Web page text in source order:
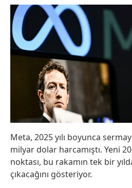
Meta, 2025 yılı boyunca
milyar dolar harcamıştı. Yeni
noktası, bu rakamın tek bir
çıkacağını gösteriyor.